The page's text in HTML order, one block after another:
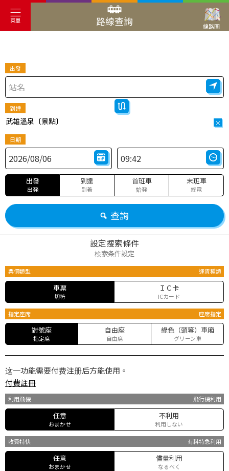
菜單 路線查詢 線路圖
出發
到達
武雄溫泉〔景點〕 ×
日期
出發
出発
到達
到着
首班車
始発
末班車
終電
查詢
設定搜索條件
検索条件設定
票價類型 運賃種類
車票
切符
ＩＣ卡
ICカード
指定座席 座席指定
對號座
指定席
自由座
自由席
綠色（頭等）車廂
グリーン車
这一功能需要付费注册后方能使用。
付費註冊
利用飛機 飛行機利用
任意
おまかせ
不利用
利用しない
收費特快 有料特急利用
任意
おまかせ
儘量利用
なるべく